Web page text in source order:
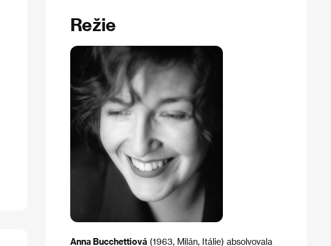
Režie
Anna Bucchettiová(1963, Milán, Itálie) absolvovala